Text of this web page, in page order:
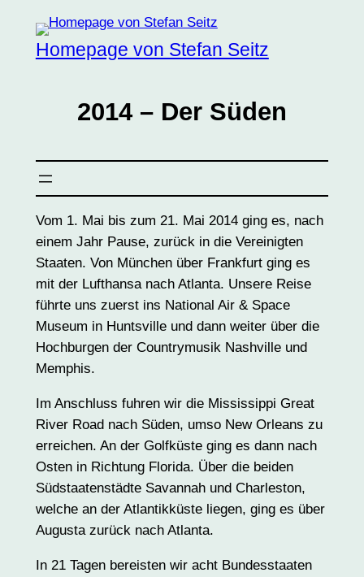
Inhalt
springenHomepage von Stefan Seitz
2014 – Der Süden
Vom 1. Mai bis zum 21. Mai 2014 ging es, nach
einem Jahr Pause, zurück in die Vereinigten
Staaten. Von München über Frankfurt ging es
mit der Lufthansa nach Atlanta. Unsere Reise
führte uns zuerst ins National Air & Space
Museum in Huntsville und dann weiter über die
Hochburgen der Countrymusik Nashville und
Memphis.
Im Anschluss fuhren wir die Mississippi Great
River Road nach Süden, umso New Orleans zu
erreichen. An der Golfküste ging es dann nach
Osten in Richtung Florida. Über die beiden
Südstaatenstädte Savannah und Charleston,
welche an der Atlantikküste liegen, ging es über
Augusta zurück nach Atlanta.
In 21 Tagen bereisten wir acht Bundesstaaten